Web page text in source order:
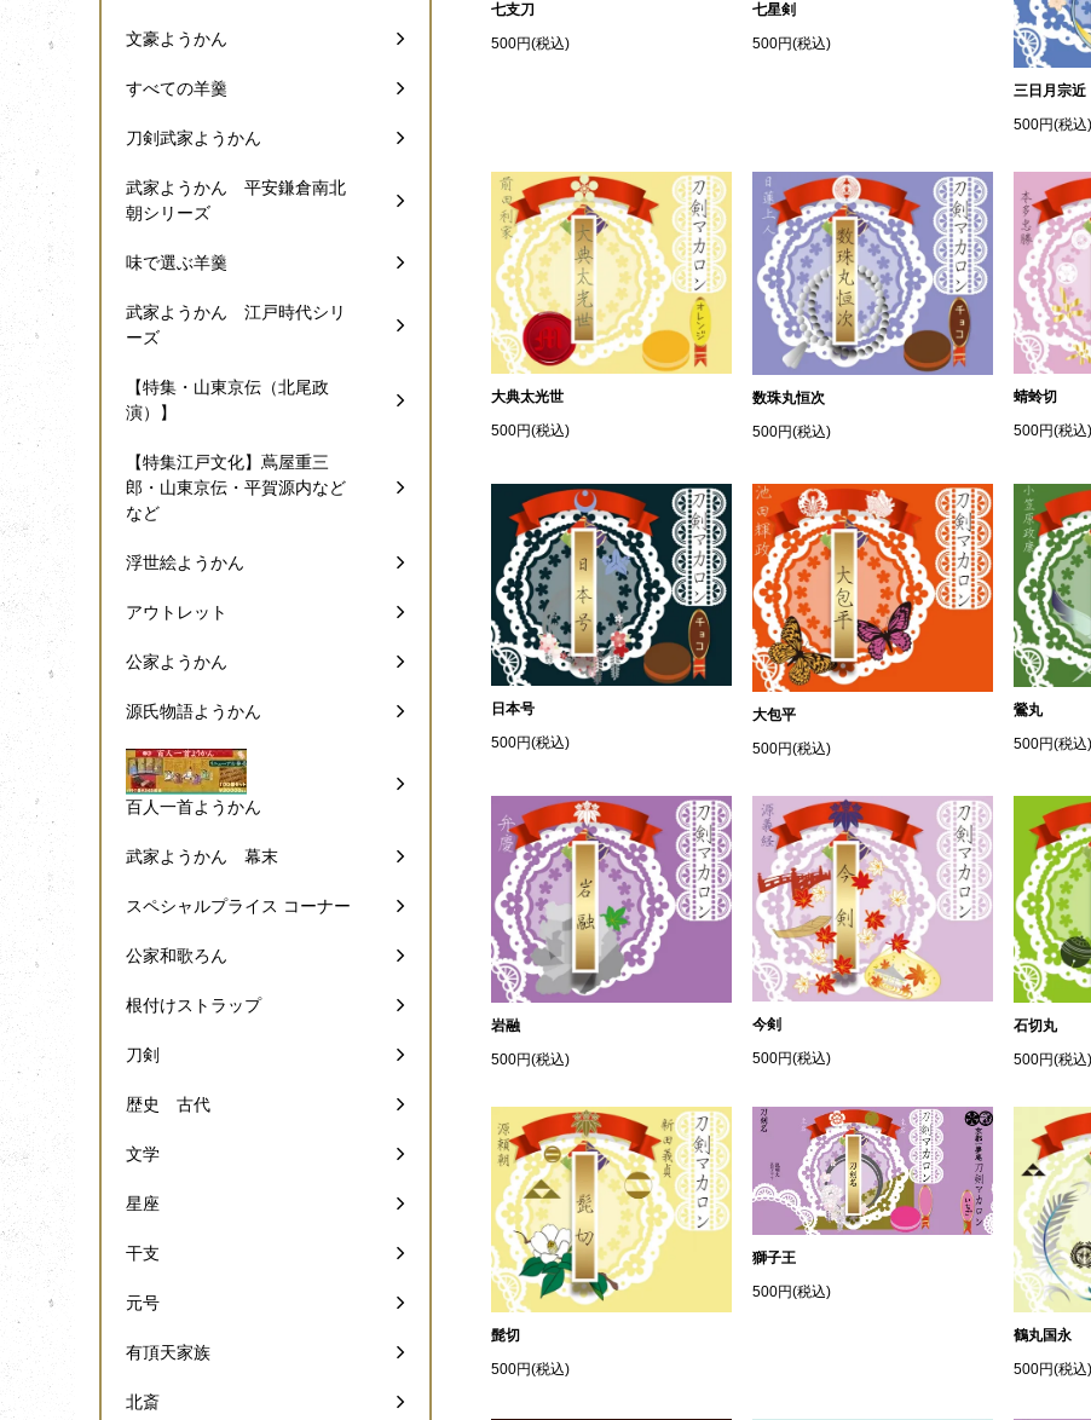
七支刀
500円(税込)
七星剣
500円(税込)
三日月宗近
500円(税込)
大典太光世
500円(税込)
数珠丸恒次
500円(税込)
蜻蛉切
500円(税込)
日本号
500円(税込)
大包平
500円(税込)
鶯丸
500円(税込)
岩融
500円(税込)
今剣
500円(税込)
石切丸
500円(税込)
髭切
500円(税込)
獅子王
500円(税込)
鶴丸国永
500円(税込)
文豪ようかん
すべての羊羹
刀剣武家ようかん
武家ようかん 平安鎌倉南北
朝シリーズ
味で選ぶ羊羹
武家ようかん 江戸時代シリ
ーズ
【特集・山東京伝（北尾政
演）】
【特集江戸文化】蔦屋重三
郎・山東京伝・平賀源内など
など
浮世絵ようかん
アウトレット
公家ようかん
源氏物語ようかん
百人一首ようかん
武家ようかん 幕末
スペシャルプライス コーナー
公家和歌ろん
根付けストラップ
刀剣
歴史 古代
文学
星座
干支
元号
有頂天家族
北斎